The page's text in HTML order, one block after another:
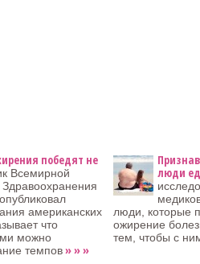
победят не
Всемирной
Здравоохранения
американских
что
можно
темпов» » »
люди
люди, которые
ожирение
тем, чтобы с